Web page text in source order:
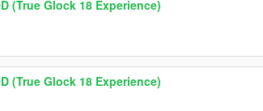
(True Glock 18 Experience)
(True Glock 18 Experience)